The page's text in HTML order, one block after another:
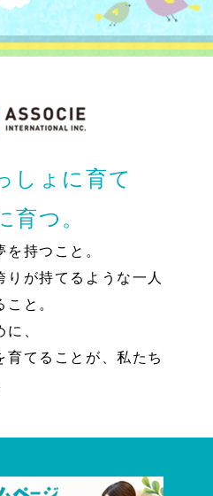
しょに育て
育つ。
持つこと。
が持てるような一人
と。
、
育てることが、私たち